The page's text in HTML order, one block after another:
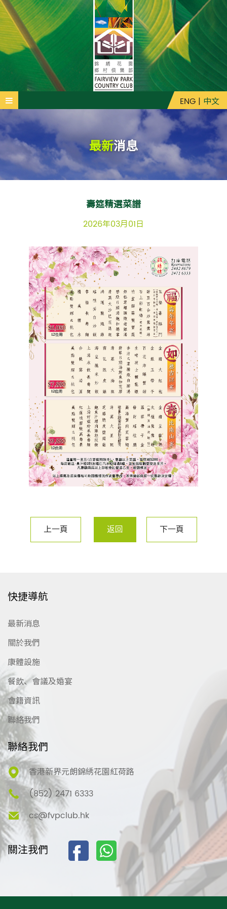
ENG | 中文
最新消息
壽筵精選菜譜
2026年03月01日
上一頁 返回 下一頁
快捷導航
最新消息
關於我們
康體設施
餐飲、會議及婚宴
會籍資訊
聯絡我們
聯絡我們
香港新界元朗錦綉花園紅荷路
(852) 2471 6333
cs@fvpclub.hk
關注我們